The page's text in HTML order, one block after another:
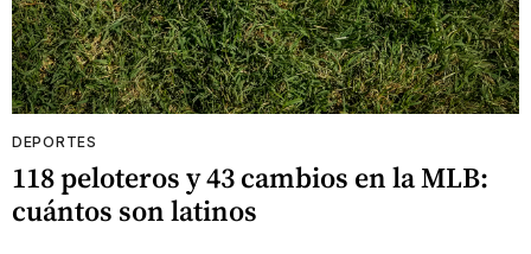
DEPORTES
118 peloteros y 43 cambios en la MLB:
cuántos son latinos